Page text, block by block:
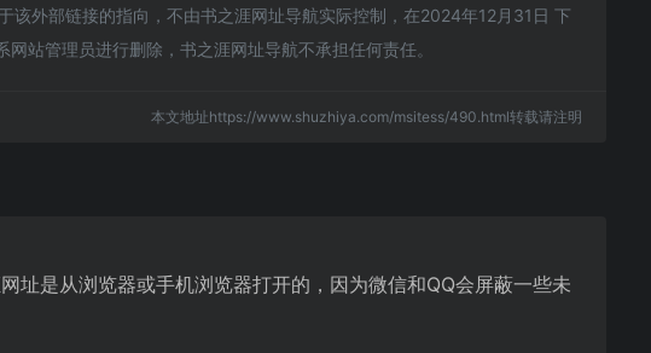
外部链接的指向，不由书之涯网址导航实际控制，在2024年12月31日 下
站管理员进行删除，书之涯网址导航不承担任何责任。
本文地址https://www.shuzhiya.com/msitess/490.html转载请注明
址是从浏览器或手机浏览器打开的，因为微信和QQ会屏蔽一些未